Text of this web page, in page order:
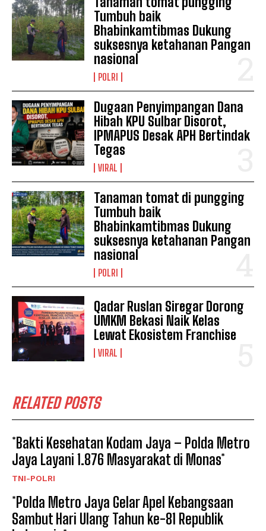
Tumbuh baik
Bhabinkamtibmas Dukung
suksesnya ketahanan Pangan
nasional
POLRI
Dugaan Penyimpangan Dana
Hibah KPU Sulbar Disorot,
IPMAPUS Desak APH Bertindak
Tegas
VIRAL
Tanaman tomat di pungging
Tumbuh baik
Bhabinkamtibmas Dukung
suksesnya ketahanan Pangan
nasional
POLRI
Qadar Ruslan Siregar Dorong
UMKM Bekasi Naik Kelas
Lewat Ekosistem Franchise
VIRAL
RELATED POSTS
*Bakti Kesehatan Kodam Jaya – Polda Metro
Jaya Layani 1.876 Masyarakat di Monas*
TNI-POLRI
*Polda Metro Jaya Gelar Apel Kebangsaan
Sambut Hari Ulang Tahun ke-81 Republik